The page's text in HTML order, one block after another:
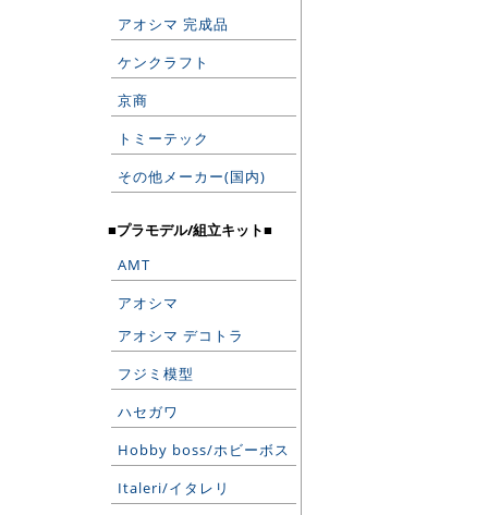
アオシマ 完成品
ケンクラフト
京商
トミーテック
その他メーカー(国内)
■プラモデル/組立キット■
AMT
アオシマ
アオシマ デコトラ
フジミ模型
ハセガワ
Hobby boss/ホビーボス
Italeri/イタレリ